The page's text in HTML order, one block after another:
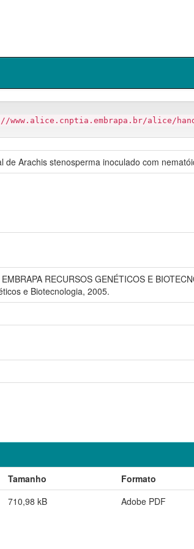
www.alice.cnptia.embrapa.br/alice/
Arachis stenosperma inoculado com
RECURSOS GENÉTICOS E
e Biotecnologia, 2005.
Tamanho
Formato
710,98 kB Adobe PDF